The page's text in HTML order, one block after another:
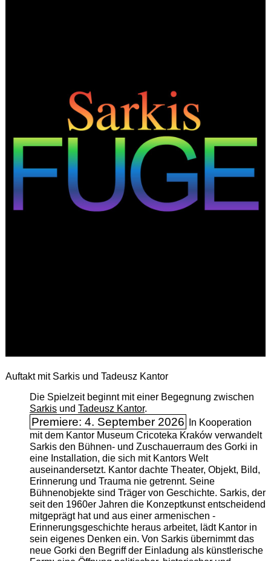
Auftakt mit Sarkis und Tadeusz Kantor
Die Spielzeit beginnt mit einer Begegnung zwischen
Sarkisund Tadeusz Kantor.
Premiere: 4. September 2026
In Kooperation
mit dem Kantor Museum Cricoteka Kraków verwandelt
Sarkis den Bühnen- und Zuschauerraum des Gorki in
eine Installation, die sich mit Kantors Welt
auseinandersetzt. Kantor dachte Theater, Objekt, Bild,
Erinnerung und Trauma nie getrennt. Seine
Bühnenobjekte sind Träger von Geschichte. Sarkis, der
seit den 1960er Jahren die Konzeptkunst entscheidend
mitgeprägt hat und aus einer armenischen ­
Erinnerungsgeschichte heraus arbeitet, lädt Kantor in
sein eigenes Denken ein. Von Sarkis übernimmt das
neue Gorki den Begriff der Einladung als künstlerische